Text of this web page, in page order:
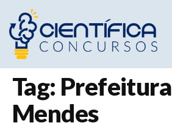
Tag:
Mendes